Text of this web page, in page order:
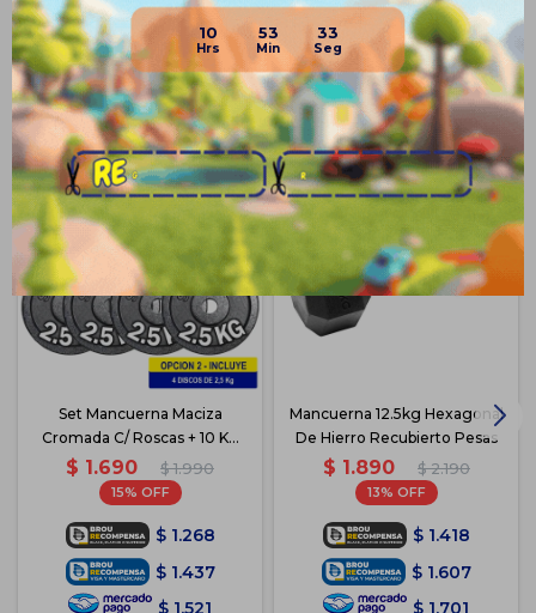
10 53 33
Productos que te pueden interesar
Set Mancuerna Maciza
Cromada C/ Roscas + 10 Kg
Pesas - 4 discos de 2.5kg
$ 1.690 $ 1.990
15
$ 1.268
$ 1.437
$ 1.521
Mancuerna 12.5kg Hexagonal
De Hierro Recubierto Pesas
$ 1.890 $ 2.190
13
$ 1.418
$ 1.607
$ 1.701